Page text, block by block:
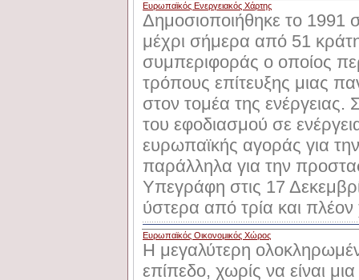
Ευρωπαϊκός Ενεργειακός Χάρτης
Δημοσιοποιήθηκε το 1991
μέχρι σήμερα από 51
συμπεριφοράς ο οποίος
τρόπους επίτευξης μιας
στον τομέα της ενέργειας.
του εφοδιασμού σε
ευρωπαϊκής αγοράς για
παράλληλα για την
Υπεγράφη στις 17
ύστερα από τρία και
Ευρωπαϊκός Οικονομικός Χώρος
Η μεγαλύτερη
επίπεδο, χωρίς να είναι